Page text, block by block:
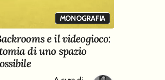
MONOGRAFIA
e il videogioco:
di uno spazio